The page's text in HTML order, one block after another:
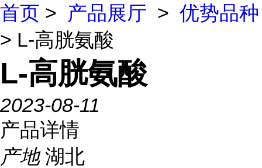
首页 > 产品展厅 > 优势品种
> L-高胱氨酸
L-高胱氨酸
2023-08-11
产品详情
产地 湖北